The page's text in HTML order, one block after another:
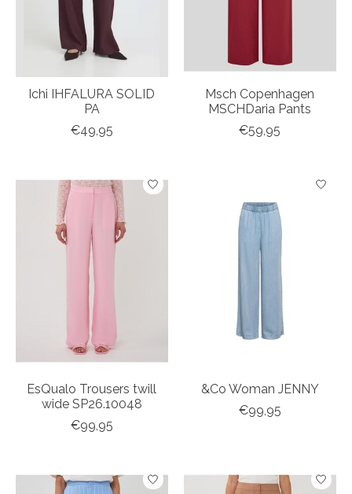
Ichi IHFALURA SOLID
PA
€49,95
Msch Copenhagen
MSCHDaria Pants
€59,95
EsQualo Trousers twill
wide SP26.10048
€99,95
&Co Woman JENNY
€99,95